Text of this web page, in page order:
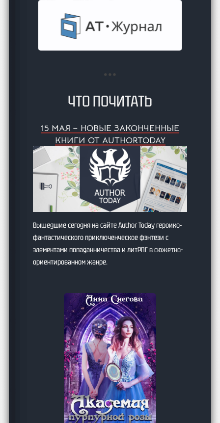
ЧТО ПОЧИТАТЬ
15 МАЯ – НОВЫЕ ЗАКОНЧЕННЫЕ
КНИГИ ОТ AUTHORTODAY
Вышедшие сегодня на сайте Author Today героико-
фантастического приключенческое фэнтези с
элементами попаданничества и литРПГ в сюжетно-
ориентированном жанре.